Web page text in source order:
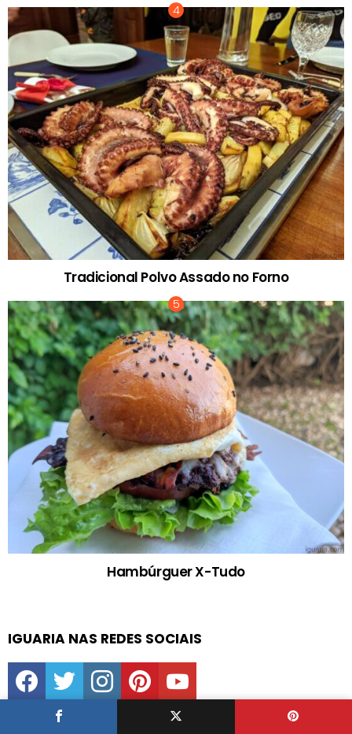
Tradicional Polvo Assado no Forno
Hambúrguer X-Tudo
IGUARIA NAS REDES SOCIAIS
facebooktwitter instagrampinterestyoutube